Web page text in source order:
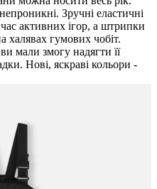
Зручні еластичні
активних ігор, а штрипки
халявах гумових чобіт.
мали змогу надягти її
Нові, яскраві кольори -